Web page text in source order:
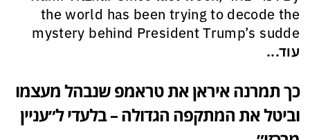
the world has been trying to decode the
mystery behind President Trump’s sudde
עוד...
כך תמרנה איראן את טראמפ שנבהל מעצמו
וביטל את המתקפה הגדולה – בלעדי ל״עניין